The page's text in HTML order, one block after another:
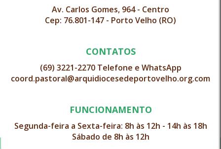
Av. Carlos Gomes, 964 - Centro
Cep: 76.801-147 - Porto Velho (RO)
CONTATOS
(69) 3221-2270 Telefone e WhatsApp
coord.pastoral@arquidiocesedeportovelho.org.com
FUNCIONAMENTO
Segunda-feira a Sexta-feira: 8h às 12h - 14h às 18h
Sábado de 8h às 12h